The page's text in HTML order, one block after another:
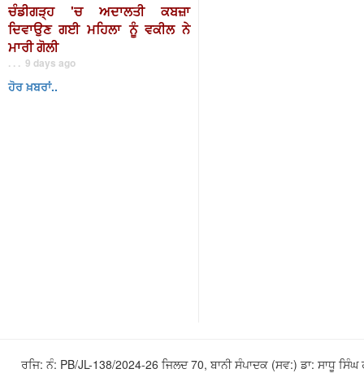
ਚੰਡੀਗੜ੍ਹ 'ਚ ਅਦਾਲਤੀ ਕਬਜ਼ਾ
ਦਿਵਾਉਣ ਗਈ ਮਹਿਲਾ ਨੂੰ ਵਕੀਲ ਨੇ
ਮਾਰੀ ਗੋਲੀ
. . . 9 days ago
ਹੋਰ ਖ਼ਬਰਾਂ..
ਰਜਿ: ਨੰ: PB/JL-138/2024-26 ਜਿਲਦ 70, ਬਾਨੀ ਸੰਪਾਦਕ (ਸਵ:) ਡਾ: ਸਾਧੂ